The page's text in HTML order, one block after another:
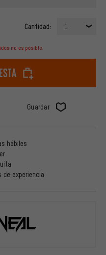
Cantidad: 1
no es posible.
Guardar
hábiles
de experiencia